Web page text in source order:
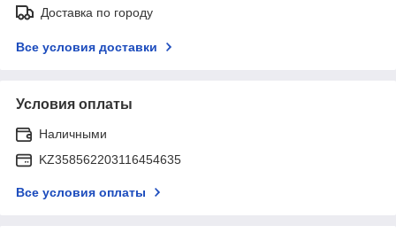
Доставка по городу
Все условия доставки
Условия оплаты
Наличными
KZ358562203116454635
Все условия оплаты